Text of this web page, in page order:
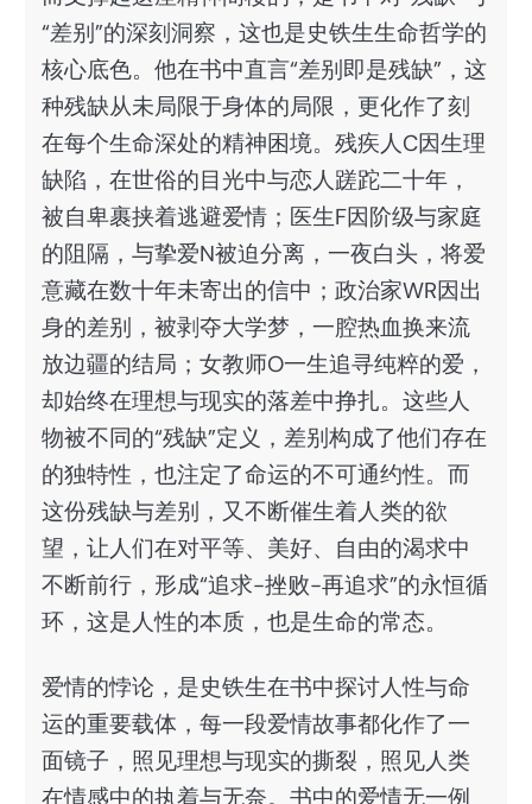
“差别”的深刻洞察，这也是史铁生生命哲学的
核心底色。他在书中直言“差别即是残缺”，这
种残缺从未局限于身体的局限，更化作了刻
在每个生命深处的精神困境。残疾人C因生理
缺陷，在世俗的目光中与恋人蹉跎二十年，
被自卑裹挟着逃避爱情；医生F因阶级与家庭
的阻隔，与挚爱N被迫分离，一夜白头，将爱
意藏在数十年未寄出的信中；政治家WR因出
身的差别，被剥夺大学梦，一腔热血换来流
放边疆的结局；女教师O一生追寻纯粹的爱，
却始终在理想与现实的落差中挣扎。这些人
物被不同的“残缺”定义，差别构成了他们存在
的独特性，也注定了命运的不可通约性。而
这份残缺与差别，又不断催生着人类的欲
望，让人们在对平等、美好、自由的渴求中
不断前行，形成“追求-挫败-再追求”的永恒循
环，这是人性的本质，也是生命的常态。
爱情的悖论，是史铁生在书中探讨人性与命
运的重要载体，每一段爱情故事都化作了一
面镜子，照见理想与现实的撕裂，照见人类
在情感中的执着与无奈。书中的爱情无一例